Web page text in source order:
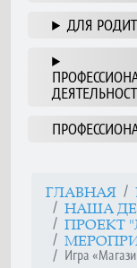
ДЛЯ
ГЛАВНАЯ
НАША
ПРОЕКТ
Игра